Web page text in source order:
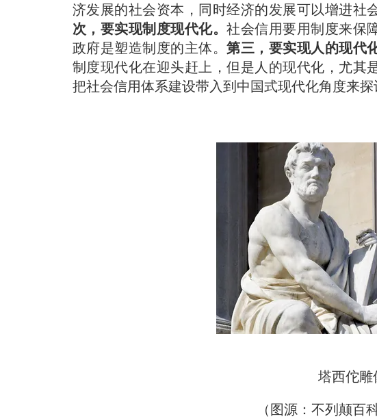
济发展的社会资本，同时经济的发展可以增进社
次，要实现制度现代化。社会信用要用制度来保
政府是塑造制度的主体。第三，要实现人的现代
制度现代化在迎头赶上，但是人的现代化，尤其
把社会信用体系建设带入到中国式现代化角度来探
塔西佗雕
（图源：不列颠百